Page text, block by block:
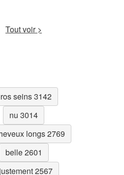
Tout voir >
seins 3142
nu 3014
longs 2769
belle 2601
2567